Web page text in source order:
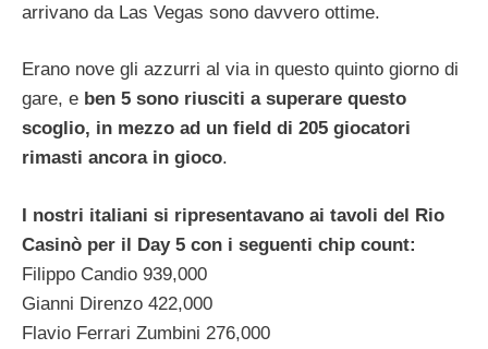
arrivano da Las Vegas sono davvero ottime.
Erano nove gli azzurri al via in questo quinto giorno di
gare, e ben 5 sono riusciti a superare questo
scoglio, in mezzo ad un field di 205 giocatori
rimasti ancora in gioco.
I nostri italiani si ripresentavano ai tavoli del Rio
Casinò per il Day 5 con i seguenti chip count:
Filippo Candio 939,000
Gianni Direnzo 422,000
Flavio Ferrari Zumbini 276,000